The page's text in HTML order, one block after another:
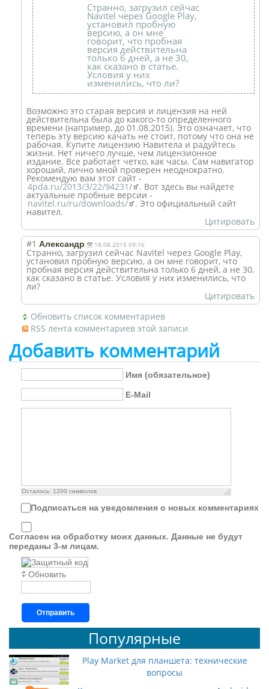
Cтранно, загрузил сейчас
Navitel через Google Play,
установил пробную
версию, а он мне
говорит, что пробная
версия действительна
только 6 дней, а не 30,
как сказано в статье.
Условия у них
изменились, что ли?
Возможно это старая версия и лицензия на ней
действительна была до какого-то определенного
времени (например, до 01.08.2015). Это означает, что
теперь эту версию качать не стоит, потому что она не
рабочая. Купите лицензию Навитела и радуйтесь
жизни. Нет ничего лучше, чем лицензионное
издание. Все работает четко, как часы. Сам навигатор
хороший, лично мной проверен неоднократно.
Рекомендую вам этот сайт -
4pda.ru/2013/3/22/94231/ . Вот здесь вы найдете
актуальные пробные версии -
navitel.ru/ru/downloads/ . Это официальный сайт
навител.
Цитировать
#1 Александр 18.08.2015 09:16
Cтранно, загрузил сейчас Navitel через Google Play,
установил пробную версию, а он мне говорит, что
пробная версия действительна только 6 дней, а не 30,
как сказано в статье. Условия у них изменились, что
ли?
Цитировать
Обновить список комментариев
RSS лента комментариев этой записи
Добавить комментарий
Имя (обязательное)
E-Mail
Осталось: 1200 символов
Подписаться на уведомления о новых комментариях
Согласен на обработку моих данных. Данные не будут
переданы 3-м лицам.
Обновить
Отправить
Популярные
Play Market для планшета: технические
вопросы